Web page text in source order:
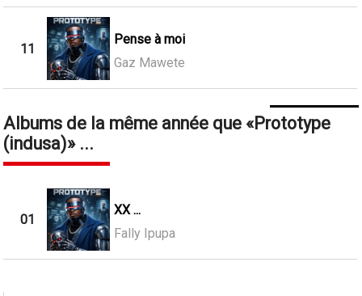
11
Pense à moi
Gaz Mawete
Albums de la même année que
Prototype
(indusa) ...
01
XX ...
Fally Ipupa